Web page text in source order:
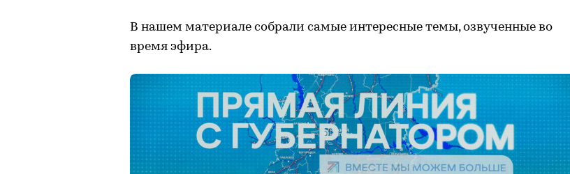
В нашем материале собрали самые интересные темы, озвученные во
время эфира.